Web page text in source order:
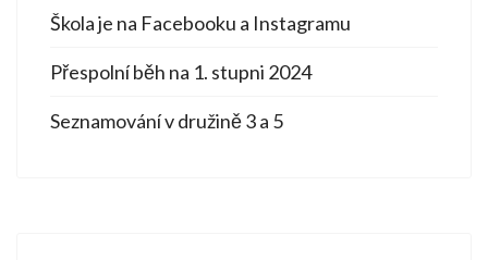
Škola je na Facebooku a Instagramu
Přespolní běh na 1. stupni 2024
Seznamování v družině 3 a 5